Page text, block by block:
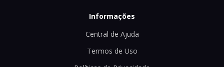
Informações
Central de Ajuda
Termos de Uso